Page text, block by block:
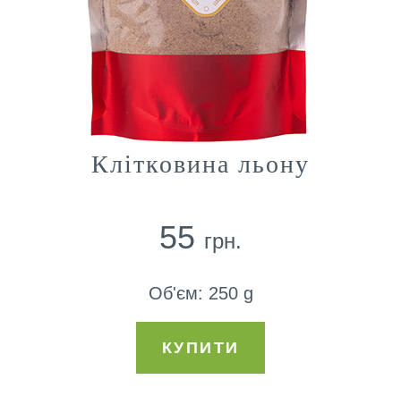
Клітковина льону
55 грн.
Об'єм: 250 g
КУПИТИ